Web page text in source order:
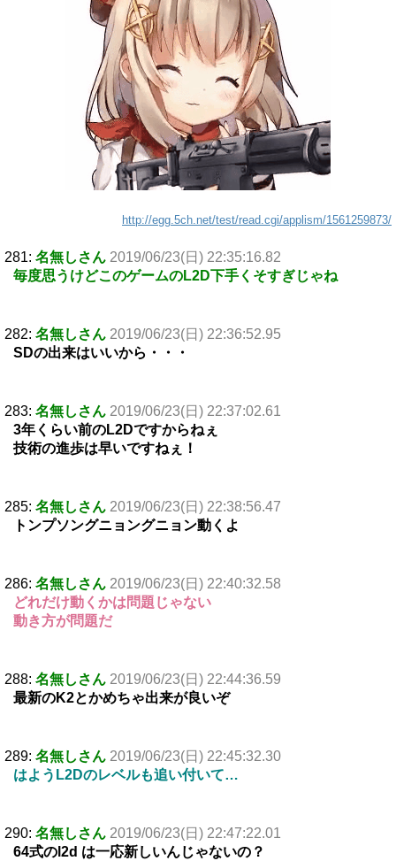
http://egg.5ch.net/test/read.cgi/applism/1561259873/
281: 名無しさん 2019/06/23(日) 22:35:16.82
毎度思うけどこのゲームのL2D下手くそすぎじゃね
282: 名無しさん 2019/06/23(日) 22:36:52.95
SDの出来はいいから・・・
283: 名無しさん 2019/06/23(日) 22:37:02.61
3年くらい前のL2Dですからねぇ
技術の進歩は早いですねぇ！
285: 名無しさん 2019/06/23(日) 22:38:56.47
トンプソングニョングニョン動くよ
286: 名無しさん 2019/06/23(日) 22:40:32.58
どれだけ動くかは問題じゃない
動き方が問題だ
288: 名無しさん 2019/06/23(日) 22:44:36.59
最新のK2とかめちゃ出来が良いぞ
289: 名無しさん 2019/06/23(日) 22:45:32.30
はようL2Dのレベルも追い付いて…
290: 名無しさん 2019/06/23(日) 22:47:22.01
64式のl2d は一応新しいんじゃないの？